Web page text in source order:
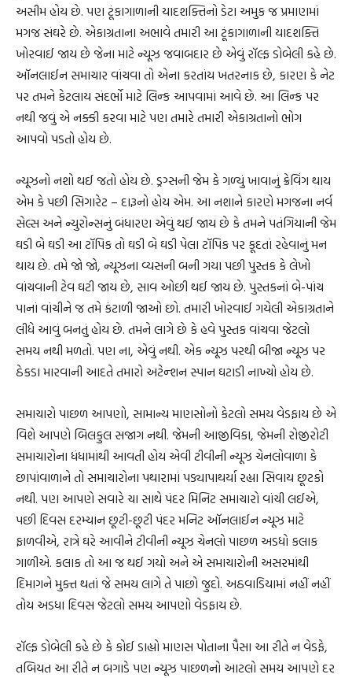
અસીમ હોય છે. પણ ટૂંકાગાળાની યાદશક્તિનો ડેટા અમુક જ પ્રમાણમાં
મગજ સંઘરે છે. એકાગ્રતાના અભાવે તમારી આ ટૂંકાગાળાની યાદશક્તિ
ખોરવાઈ જાય છે જેના માટે ન્યૂઝ જવાબદાર છે એવું રૉલ્ફ ડોબેલી કહે છે.
ઑનલાઈન સમાચાર વાંચવા તો એના કરતાંય ખતરનાક છે, કારણ કે નેટ
પર તમને કેટલાય સંદર્ભો માટે લિન્ક આપવામાં આવે છે. આ લિન્ક પર
નથી જવું એ નક્કી કરવા માટે પણ તમારે તમારી એકાગ્રતાનો ભોગ
આપવો પડતો હોય છે.
ન્યૂઝનો નશો થઈ જતો હોય છે. ડ્રગ્સની જેમ કે ગળ્યું ખાવાનું ક્રેવિંગ થાય
એમ કે પછી સિગારેટ – દારૂનો હોય એમ. આ નશાને કારણે મગજના નર્વ
સેલ્સ અને ન્યુરોન્સનું બંધારણ એવું થઈ જાય છે કે તમને પતંગિયાની જેમ
ઘડી બે ઘડી આ ટૉપિક તો ઘડી બે ઘડી પેલા ટૉપિક પર કૂદતાં રહેવાનું મન
થાય છે. તમે જો જો, ન્યૂઝના વ્યસની બની ગયા પછી પુસ્તક કે લેખો
વાંચવાની ટેવ ઘટી જાય છે, સાવ ઓછી થઈ જાય છે. પુસ્તકનાં બે-પાંચ
પાનાં વાંચીને જ તમે કંટાળી જાઓ છો. તમારી ખોરવાઈ ગયેલી એકાગ્રતાને
લીધે આવું બનતું હોય છે. તમને લાગે છે કે હવે પુસ્તક વાંચવા જેટલો
સમય નથી મળતો. પણ ના, એવું નથી. એક ન્યૂઝ પરથી બીજા ન્યૂઝ પર
ઠેકડા મારવાની આદતે તમારો અટેન્શન સ્પાન ઘટાડી નાખ્યો હોય છે.
સમાચારો પાછળ આપણો, સામાન્ય માણસોનો કેટલો સમય વેડફાય છે એ
વિશે આપણે બિલકુલ સજાગ નથી. જેમની આજીવિકા, જેમની રોજીરોટી
સમાચારોના ધંધામાંથી આવતી હોય એવી ટીવીની ન્યૂઝ ચેનલોવાળા કે
છાપાંવાળાને તો સમાચારોના પથારામાં પડ્યાપાથર્યા રહ્યા સિવાય છૂટકો
નથી. પણ આપણે સવારે ચા સાથે પંદર મિનિટ સમાચારો વાંચી લઈએ,
પછી દિવસ દરમ્યાન છૂટી-છૂટી પંદર મનિટ ઑનલાઈન ન્યૂઝ માટે
ફાળવીએ, રાત્રે ઘરે આવીને ટીવીની ન્યૂઝ ચેનલો પાછળ અડધો કલાક
ગાળીએ. કલાક તો આ જ થઈ ગયો અને એ સમાચારોની અસરમાંથી
દિમાગને મુક્ત થતાં જે સમય લાગે તે પાછો જુદો. અઠવાડિયામાં નહીં નહીં
તોય અડધા દિવસ જેટલો સમય આપણો વેડફાય છે.
રૉલ્ફ ડોબેલી કહે છે કે કોઈ ડાહ્યો માણસ પોતાના પૈસા આ રીતે ન વેડફે,
તબિયત આ રીતે ન બગાડે પણ ન્યૂઝ પાછળનો આટલો સમય આપણે દર